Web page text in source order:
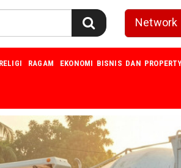
Network
RELIGI RAGAM EKONOMI BISNIS DAN PROPERTY